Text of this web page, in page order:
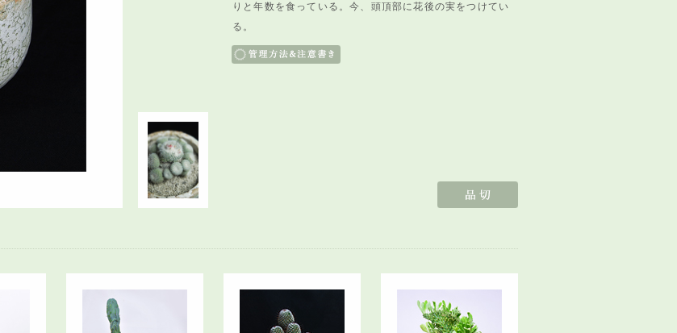
りと年数を食っている。今、 頭頂部に花後の実をつけてい
る。